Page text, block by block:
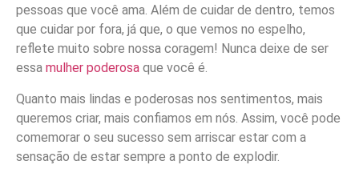
pessoas que você ama. Além de cuidar de dentro, temos
que cuidar por fora, já que, o que vemos no espelho,
reflete muito sobre nossa coragem! Nunca deixe de ser
essa mulher poderosa que você é.
Quanto mais lindas e poderosas nos sentimentos, mais
queremos criar, mais confiamos em nós. Assim, você pode
comemorar o seu sucesso sem arriscar estar com a
sensação de estar sempre a ponto de explodir.